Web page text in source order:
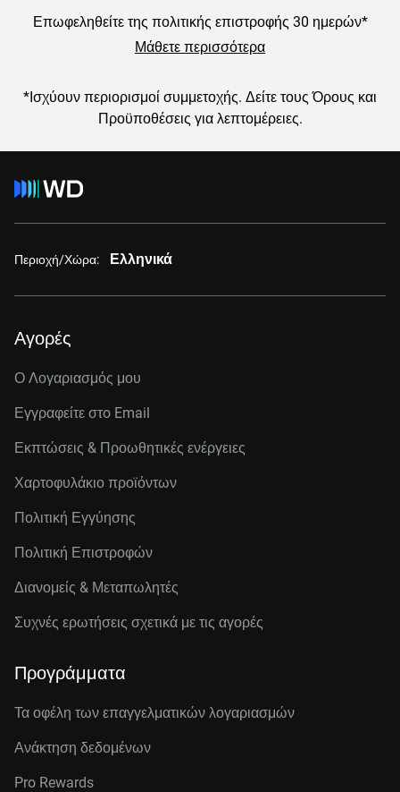
Επωφεληθείτε της πολιτικής επιστροφής 30 ημερών*
Μάθετε περισσότερα
*Ισχύουν περιορισμοί συμμετοχής. Δείτε τους Όρους και
Προϋποθέσεις για λεπτομέρειες.
Περιοχή/Χώρα: Ελληνικά
Αγορές
Ο Λογαριασμός μου
Εγγραφείτε στo Email
Εκπτώσεις & Προωθητικές ενέργειες
Χαρτοφυλάκιο προϊόντων
Πολιτική Εγγύησης
Πολιτική Επιστροφών
Διανομείς & Μεταπωλητές
Συχνές ερωτήσεις σχετικά με τις αγορές
Προγράμματα
Τα οφέλη των επαγγελματικών λογαριασμών
Ανάκτηση δεδομένων
Pro Rewards